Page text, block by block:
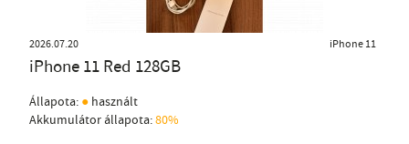
2026.07.20 iPhone 11
iPhone 11 Red 128GB
Állapota: ● használt
Akkumulátor állapota:80%